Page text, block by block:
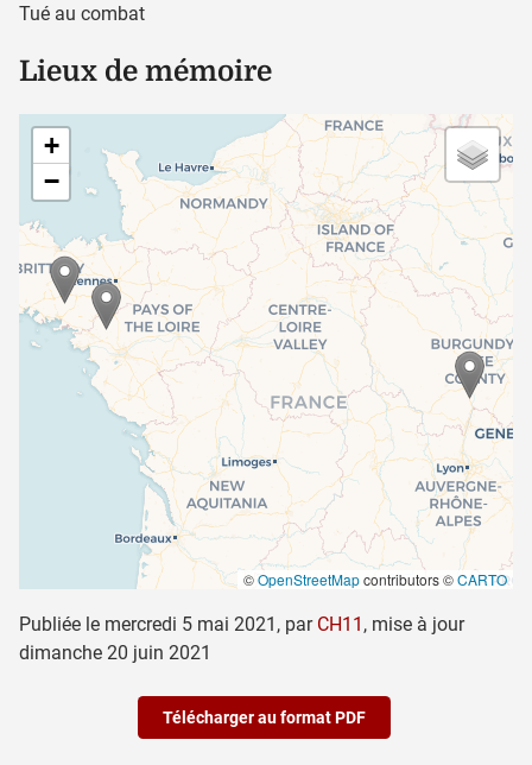
Tué au combat
Lieux de mémoire
+
−
©OpenStreetMapcontributors ©CARTO
Publiée le mercredi 5 mai 2021 , par CH11 , mise à jour
dimanche 20 juin 2021
Télécharger au format PDF